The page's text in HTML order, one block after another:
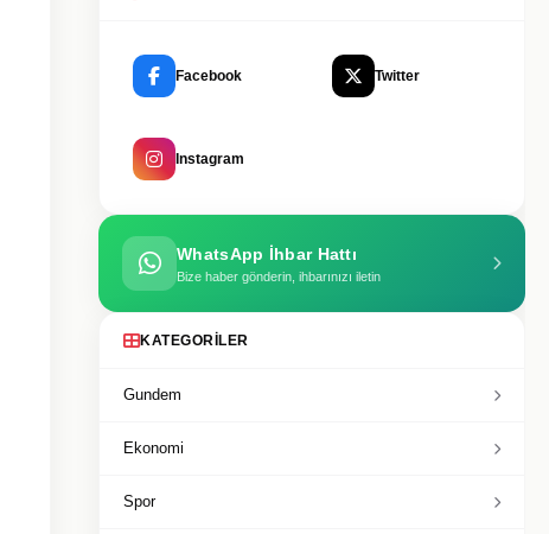
Facebook Twitter
Instagram
WhatsApp İhbar Hattı
Bize haber gönderin, ihbarınızı iletin
KATEGORILER
Gundem
Ekonomi
Spor